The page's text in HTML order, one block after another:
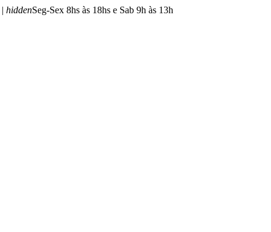
| hiddenSeg-Sex 8hs às 18hs e Sab 9h às 13h